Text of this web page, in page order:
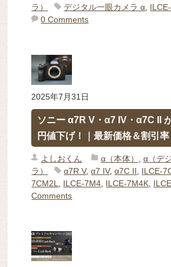
ラ）
デジタル一眼カメラ α
0 Comments
2025年7月31日
ソニー α7R V・α7 IV・α7C II
円値下げ！｜最新価格＆割引
よしおくん α（本体）
α（デ
ラ）
α7R V,α7 IV,α7C II ILCE-
7CM2L
ILCE-7M4 ILCE-7M4K
Comments